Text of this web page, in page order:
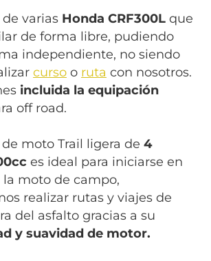
varias Honda CRF300L que
de forma libre, pudiendo
independiente, no siendo
curso o ruta con nosotros.
incluida la equipación
off road.
moto Trail ligera de 4
es ideal para iniciarse en
moto de campo,
realizar rutas y viajes de
del asfalto gracias a su
y suavidad de motor.